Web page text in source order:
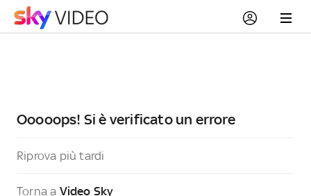
Ooooops! Si è verificato un errore
Riprova più tardi
Torna a Video Sky